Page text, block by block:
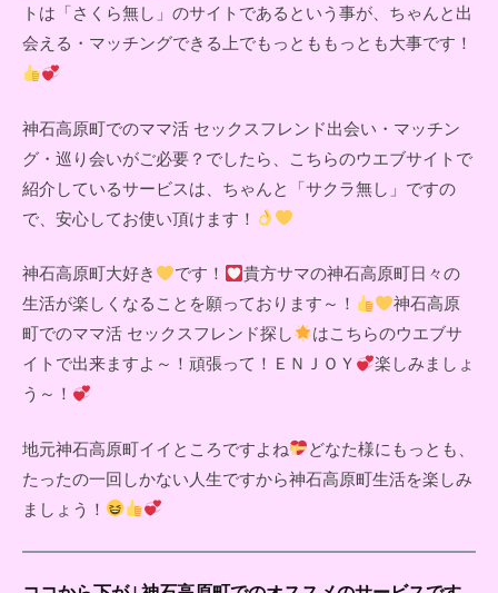
トは「さくら無し」のサイトであるという事が、ちゃんと出
会える・マッチングできる上でもっとももっとも大事です！
神石高原町でのママ活 セックスフレンド出会い・マッチン
グ・巡り会いがご必要？でしたら、こちらのウエブサイトで
紹介しているサービスは、ちゃんと「サクラ無し」ですの
で、安心してお使い頂けます！
神石高原町大好き です！
貴方サマの神石高原町日々の
生活が楽しくなることを願っております～！
神石高原
町でのママ活 セックスフレンド探し
はこちらのウエブサ
イトで出来ますよ～！頑張って！ＥＮＪＯＹ
楽しみましょ
う～！
地元神石高原町イイところですよね
どなた様にもっとも、
たったの一回しかない人生ですから神石高原町生活を楽しみ
ましょう！